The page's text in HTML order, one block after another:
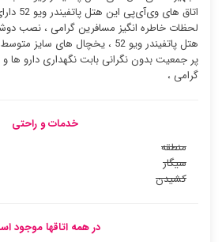
اتاق
لحظات خاطره انگیز مسافرین گرامی ، نصب
هتل پاتفیندر ویو 52 ، یخچال های
پر جمعیت بدون نگرانی بابت نگهداری دارو ها
گرامی ،
خدمات و راحتی
منطقه
سیگار
کشیدن
در همه اتاقها موجود